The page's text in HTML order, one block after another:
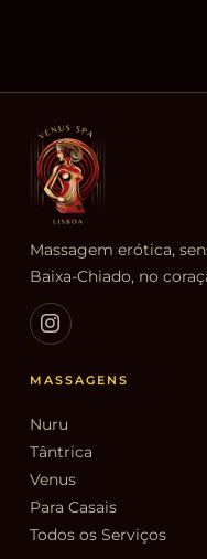
Massagem erótica,
Baixa-Chiado, no
MASSAGENS
Nuru
Tântrica
Venus
Para Casais
Todos os Serviços